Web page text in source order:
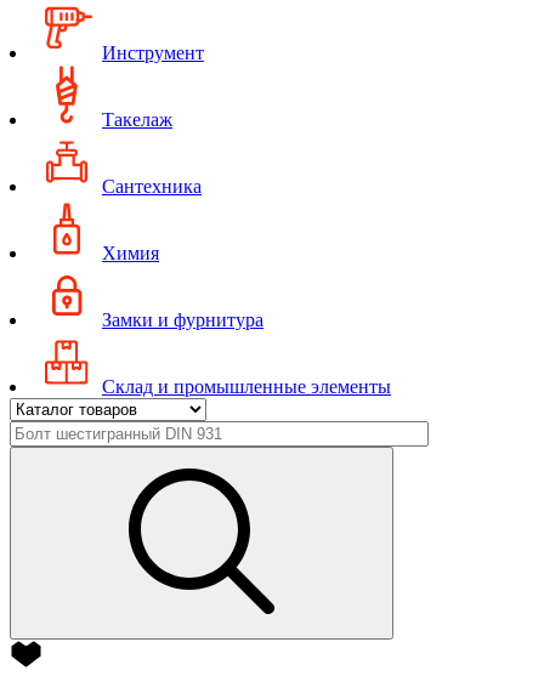
Инструмент
Такелаж
Сантехника
Химия
Замки и фурнитура
Склад и промышленные элементы